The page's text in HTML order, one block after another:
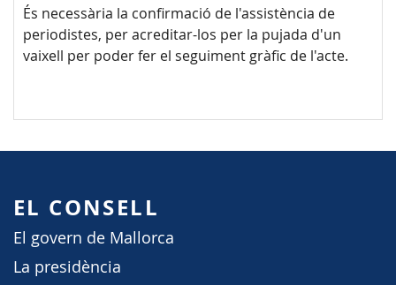
És necessària la confirmació de l'assistència de
periodistes, per acreditar-los per la pujada d'un
vaixell per poder fer el seguiment gràfic de l'acte.
EL CONSELL
El govern de Mallorca
La presidència